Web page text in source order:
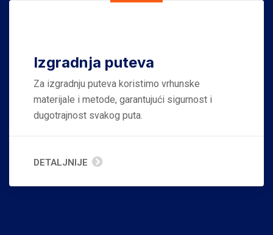
Izgradnja puteva
Za izgradnju puteva koristimo vrhunske
materijale i metode, garantujući sigurnost i
dugotrajnost svakog puta.
DETALJNIJE